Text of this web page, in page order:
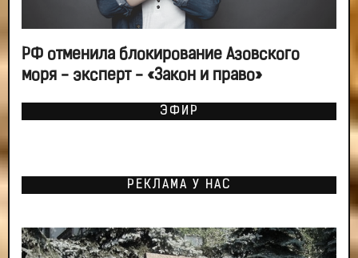
РФ отменила блокирование Азовского
моря - эксперт - «Закон и право»
ЭФИР
РЕКЛАМА У НАС